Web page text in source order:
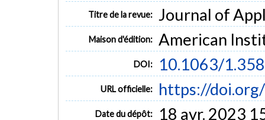
Titre de la revue: Journal of
Maison d'édition: American
DOI: 10.1063/
URL officielle: https://
Date du dépôt: 18 avr. 2023